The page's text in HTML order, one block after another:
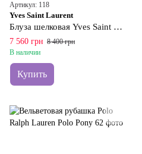
Артикул: 118
Yves Saint Laurent
Блуза шелковая Yves Saint Laurent
7 560 грн 8 400 грн
В наличии
Купить